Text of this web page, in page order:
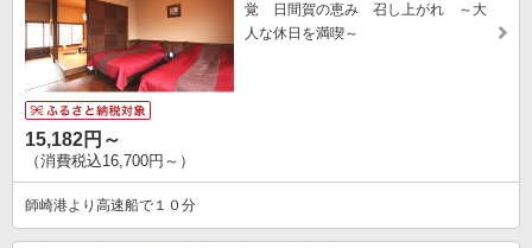
覚 日間賀の恵み 召し上がれ ～大
人な休日を満喫～
15,182円～
（消費税込16,700円～）
師崎港より高速船で１０分